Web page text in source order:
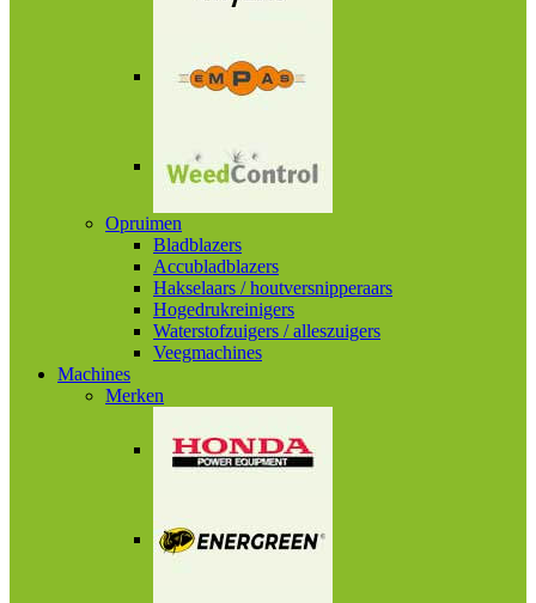
Opruimen
Bladblazers
Accubladblazers
Hakselaars / houtversnipperaars
Hogedrukreinigers
Waterstofzuigers / alleszuigers
Veegmachines
Machines
Merken